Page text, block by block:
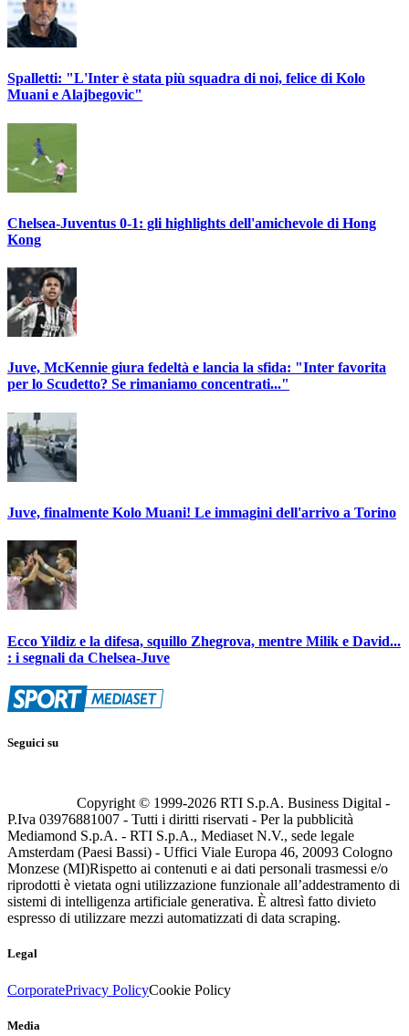
Spalletti: "L'Inter è stata più squadra di noi, felice di Kolo
Muani e Alajbegovic"
Chelsea-Juventus 0-1: gli highlights dell'amichevole di Hong
Kong
Juve, McKennie giura fedeltà e lancia la sfida: "Inter favorita
per lo Scudetto? Se rimaniamo concentrati..."
Juve, finalmente Kolo Muani! Le immagini dell'arrivo a Torino
Ecco Yildiz e la difesa, squillo Zhegrova, mentre Milik e David...
: i segnali da Chelsea-Juve
Seguici su
Copyright © 1999-2026 RTI S.p.A. Business Digital -
P.Iva 03976881007 - Tutti i diritti riservati - Per la pubblicità
Mediamond S.p.A. - RTI S.p.A., Mediaset N.V., sede legale
Amsterdam (Paesi Bassi) - Uffici Viale Europa 46, 20093 Cologno
Monzese (MI)Rispetto ai contenuti e ai dati personali trasmessi e/o
riprodotti è vietata ogni utilizzazione funzionale all’addestramento di
sistemi di intelligenza artificiale generativa. È altresì fatto divieto
espresso di utilizzare mezzi automatizzati di data scraping.
Legal
CorporatePrivacy PolicyCookie Policy
Media